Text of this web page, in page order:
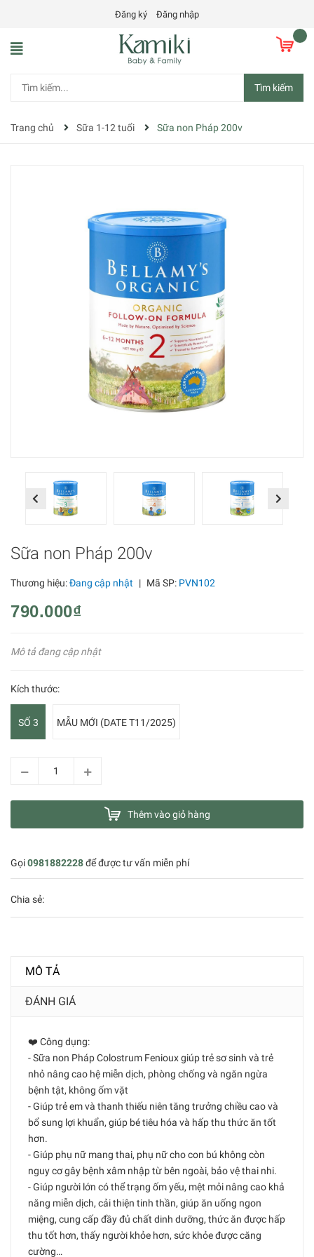
Đăng ký Đăng nhập
Tìm kiếm
Trang chủ Sữa 1-12 tuổi Sữa non Pháp 200v
Previous Next
Sữa non Pháp 200v
Thương hiệu:Đang cập nhật | Mã SP: PVN102
790.000₫
Mô tả đang cập nhật
Kích thước:
SỐ 3 MẪU MỚI (DATE T11/2025)
Thêm vào giỏ hàng
Gọi0981882228để được tư vấn miễn phí
Chia sẻ:
MÔ TẢ
ĐÁNH GIÁ
❤️ Công dụng:
- Sữa non Pháp Colostrum Fenioux giúp trẻ sơ sinh và trẻ
nhỏ nâng cao hệ miễn dịch, phòng chống và ngăn ngừa
bệnh tật, không ốm vặt
- Giúp trẻ em và thanh thiếu niên tăng trưởng chiều cao và
bổ sung lợi khuẩn, giúp bé tiêu hóa và hấp thu thức ăn tốt
hơn.
- Giúp phụ nữ mang thai, phụ nữ cho con bú không còn
nguy cơ gây bệnh xâm nhập từ bên ngoài, bảo vệ thai nhi.
- Giúp người lớn có thể trạng ốm yếu, mệt mỏi nâng cao khả
năng miễn dịch, cải thiện tinh thần, giúp ăn uống ngon
miệng, cung cấp đầy đủ chất dinh dưỡng, thức ăn được hấp
thu tốt hơn, thấy người khỏe hơn, sức khỏe được căng
cường…